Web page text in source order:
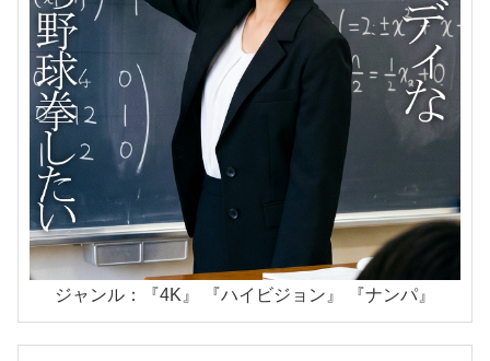
ジャンル：『4K』 『ハイビジョン』 『ナンパ』